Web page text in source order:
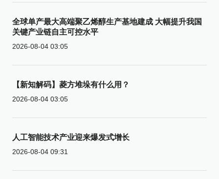
全球单产最大高端聚乙烯醇生产基地建成 大幅提升我国
关键产业链自主可控水平
2026-08-04 03:05
【新知解码】菱方堆垛有什么用？
2026-08-04 03:05
人工智能技术产业迎来爆发式增长
2026-08-04 09:31